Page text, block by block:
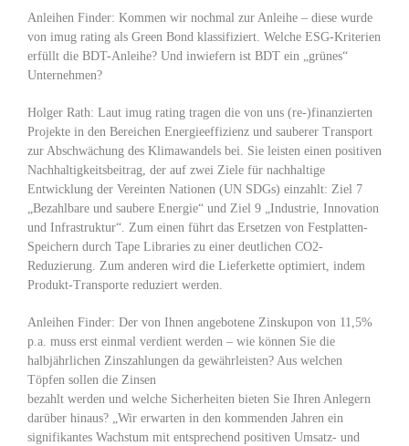
Anleihen Finder: Kommen wir nochmal zur Anleihe – diese wurde
von imug rating als Green Bond klassifiziert. Welche ESG-Kriterien
erfüllt die BDT-Anleihe? Und inwiefern ist BDT ein „grünes“
Unternehmen?
Holger Rath: Laut imug rating tragen die von uns (re-)finanzierten
Projekte in den Bereichen Energieeffizienz und sauberer Transport
zur Abschwächung des Klimawandels bei. Sie leisten einen positiven
Nachhaltigkeitsbeitrag, der auf zwei Ziele für nachhaltige
Entwicklung der Vereinten Nationen (UN SDGs) einzahlt: Ziel 7
„Bezahlbare und saubere Energie“ und Ziel 9 „Industrie, Innovation
und Infrastruktur“. Zum einen führt das Ersetzen von Festplatten-
Speichern durch Tape Libraries zu einer deutlichen CO2-
Reduzierung. Zum anderen wird die Lieferkette optimiert, indem
Produkt-Transporte reduziert werden.
Anleihen Finder: Der von Ihnen angebotene Zinskupon von 11,5%
p.a. muss erst einmal verdient werden – wie können Sie die
halbjährlichen Zinszahlungen da gewährleisten? Aus welchen
Töpfen sollen die Zinsen
bezahlt werden und welche Sicherheiten bieten Sie Ihren Anlegern
darüber hinaus? „Wir erwarten in den kommenden Jahren ein
signifikantes Wachstum mit entsprechend positiven Umsatz- und